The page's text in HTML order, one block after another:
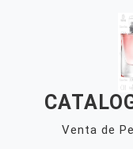
Venta de